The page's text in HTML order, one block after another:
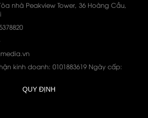
nhà Peakview Tower, 36 Hoàng Cầu,
kinh doanh: 0101883619 Ngày cấp:
QUY ĐỊNH